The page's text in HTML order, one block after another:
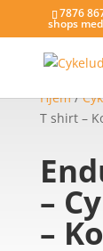
7876
shops
Hjem/
T shirt –
–
–